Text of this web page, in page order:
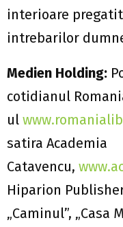
interioare
intrebarilor
Medien Holding:
cotidianul
ul
satira Academia
Catavencu,
Hiparion
„Caminul”, „Casa